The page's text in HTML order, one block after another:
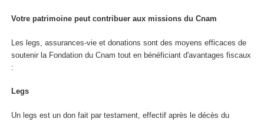
Votre patrimoine peut contribuer aux missions du Cnam
Les legs, assurances-vie et donations sont des moyens efficaces de
soutenir la Fondation du Cnam tout en bénéficiant d'avantages fiscaux
:
Legs
Un legs est un don fait par testament, effectif après le décès du